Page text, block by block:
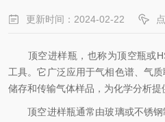
更新时间：2024-02-22
顶空进样瓶，也称为顶空瓶或
工具。它广泛应用于气相色谱、气
储存和传输气体样品，为化学分析提
顶空进样瓶通常由玻璃或不锈钢